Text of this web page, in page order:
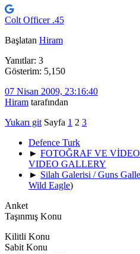
Colt Officer .45
Başlatan Hiram
Yanıtlar: 3
Gösterim: 5,150
07 Nisan 2009, 23:16:40
Hiram tarafından
Yukarı git Sayfa 1 2 3
Defence Turk
► FOTOĞRAF VE
VIDEO GALLERY
► Silah Galerisi / Guns
Wild Eagle)
Anket
Taşınmış Konu
Kilitli Konu
Sabit Konu